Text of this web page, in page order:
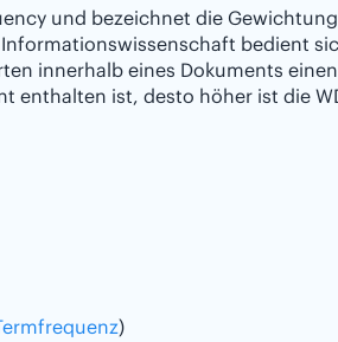
und bezeichnet die
bedient
innerhalb eines Dokuments
enthalten ist, desto höher ist die
)